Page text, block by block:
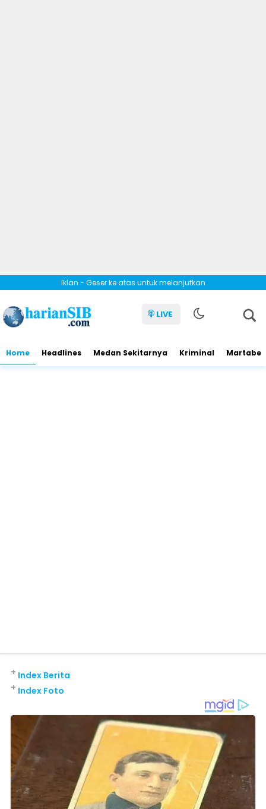
Iklan - Geser ke atas untuk melanjutkan
LIVE
Home Headlines Medan Sekitarnya Kriminal Martabe
Index Berita
+
Index Foto
+